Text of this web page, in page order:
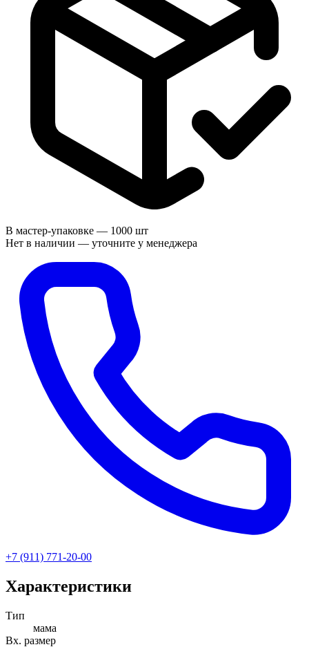
В мастер-упаковке — 1000 шт
Нет в наличии — уточните у менеджера
+7 (911) 771-20-00
Характеристики
Тип
мама
Вх. размер